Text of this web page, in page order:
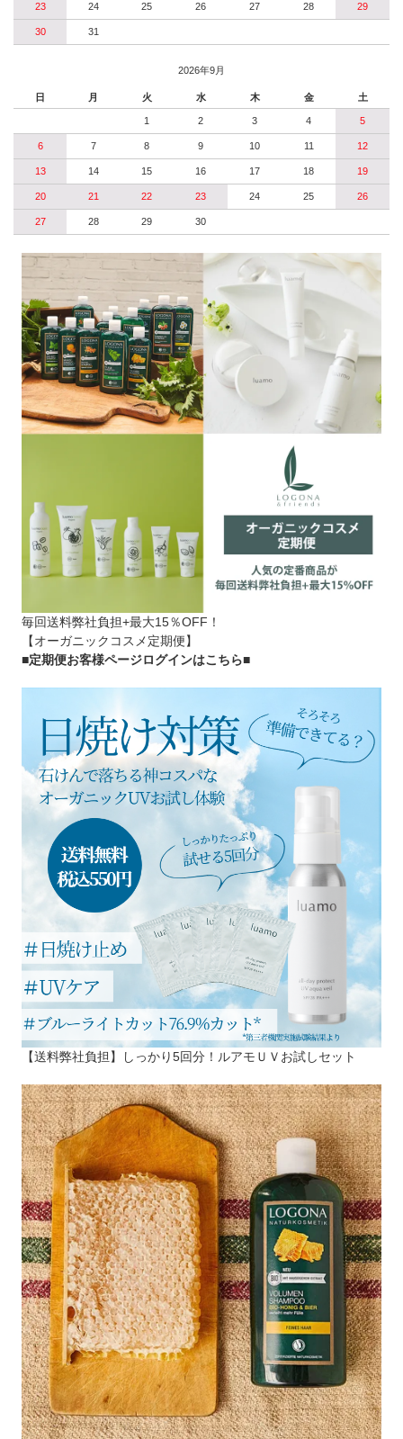
23 24 25 26 27 28 29
30 31
2026年9月
日 月 火 水 木 金 土
1 2 3 4 5
6 7 8 9 10 11 12
13 14 15 16 17 18 19
20 21 22 23 24 25 26
27 28 29 30
毎回送料弊社負担+最大15％OFF！
【オーガニックコスメ定期便】
■定期便お客様ページログインはこちら■
【送料弊社負担】しっかり5回分！ルアモＵＶお試しセット